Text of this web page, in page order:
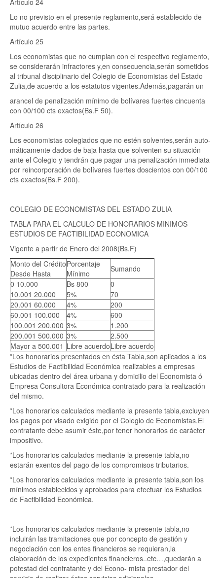
Artículo 24
Lo no previsto en el presente reglamento,será establecido de
mutuo acuerdo entre las partes.
Artículo 25
Los economistas que no cumplan con el respectivo reglamento,
se considerarán infractores y,en consecuencia,serán sometidos
al tribunal disciplinario del Colegio de Economistas del Estado
Zulia,de acuerdo a los estatutos vigentes.Además,pagarán un
arancel de penalización mínimo de bolívares fuertes cincuenta
con 00/100 cts exactos(Bs.F 50).
Artículo 26
Los economistas colegiados que no estén solventes,serán auto-
máticamente dados de baja hasta que solventen su situación
ante el Colegio y tendrán que pagar una penalización inmediata
por reincorporación de bolívares fuertes doscientos con 00/100
cts exactos(Bs.F 200).
COLEGIO DE ECONOMISTAS DEL ESTADO ZULIA
TABLA PARA EL CALCULO DE HONORARIOS MINIMOS
ESTUDIOS DE FACTIBILIDAD ECONOMICA
Vigente a partir de Enero del 2008(Bs.F)
Monto del Crédito
Desde Hasta
Porcentaje
Mínimo
Sumando
0 10.000
Bs 800
0
10.001 20.000
5%
70
20.001 60.000
4%
200
60.001 100.000
4%
600
100.001 200.000 3%
1.200
200.001 500.000 3%
2.500
Mayor a 500.001 Libre acuerdoLibre acuerdo
*Los honorarios presentados en ésta Tabla,son aplicados a los
Estudios de Factibilidad Económica realizables a empresas
ubicadas dentro del área urbana y domicilio del Economista ó
Empresa Consultora Económica contratado para la realización
del mismo.
*Los honorarios calculados mediante la presente tabla,excluyen
los pagos por visado exigido por el Colegio de Economistas.El
contratante debe asumir éste,por tener honorarios de carácter
impositivo.
*Los honorarios calculados mediante la presente tabla,no
estarán exentos del pago de los compromisos tributarios.
*Los honorarios calculados mediante la presente tabla,son los
mínimos establecidos y aprobados para efectuar los Estudios
de Factibilidad Económica.
*Los honorarios calculados mediante la presente tabla,no
incluirán las tramitaciones que por concepto de gestión y
negociación con los entes financieros se requieran,la
elaboración de los expedientes financieros..etc…,quedarán a
potestad del contratante y del Econo- mista prestador del